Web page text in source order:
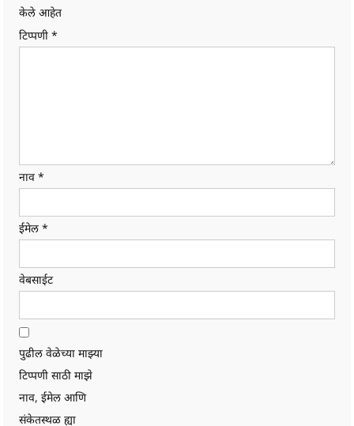
केले आहेत
टिप्पणी*
नाव*
ईमेल*
वेबसाईट
पुढील वेळेच्या माझ्या
टिप्पणी साठी माझे
नाव, ईमेल आणि
संकेतस्थळ ह्या